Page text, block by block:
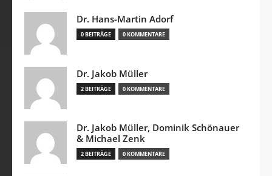
Dr. Hans-Martin Adorf
0 BEITRÄGE 0 KOMMENTARE
Dr. Jakob Müller
2 BEITRÄGE 0 KOMMENTARE
Dr. Jakob Müller, Dominik Schönauer
& Michael Zenk
2 BEITRÄGE 0 KOMMENTARE